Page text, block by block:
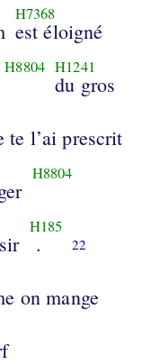
H7368
est éloigné
H8804 H1241
du gros
te l’ai prescrit
H8804
H185
. 22
on mange